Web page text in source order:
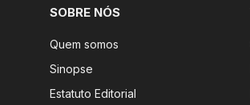
SOBRE NÓS
Quem somos
Sinopse
Estatuto Editorial